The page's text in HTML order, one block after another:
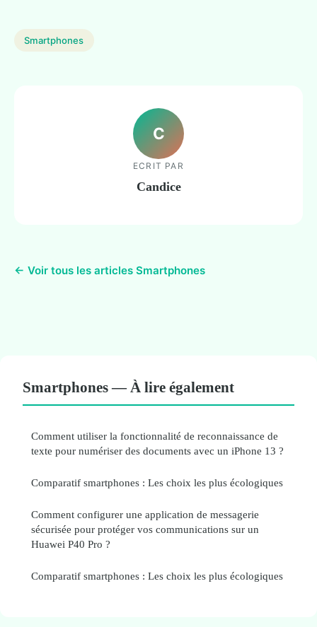
Smartphones
C
ECRIT PAR
Candice
← Voir tous les articles Smartphones
Smartphones — À lire également
Comment utiliser la fonctionnalité de reconnaissance de
texte pour numériser des documents avec un iPhone 13 ?
Comparatif smartphones : Les choix les plus écologiques
Comment configurer une application de messagerie
sécurisée pour protéger vos communications sur un
Huawei P40 Pro ?
Comparatif smartphones : Les choix les plus écologiques